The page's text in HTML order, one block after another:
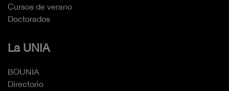
Cursos de verano
Doctorados
La UNIA
BOUNIA
Directorio